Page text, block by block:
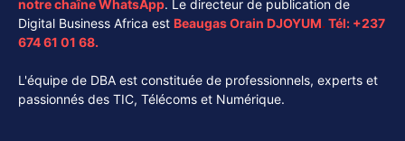
notre chaîneWhatsApp. Le directeur de publication de
Digital Business Africa est Beaugas Orain DJOYUM. Tél: +237
674 61 01 68.
L'équipe de DBA est constituée de professionnels, experts et
passionnés des TIC, Télécoms et Numérique.